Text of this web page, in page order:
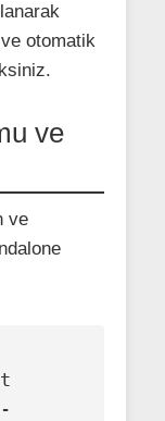
ve otomatik
ve
ve